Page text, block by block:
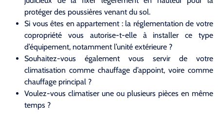
protéger des poussières venant du sol.
Si vous êtes en appartement : la réglementation de votre
copropriété vous autorise-t-elle à installer ce type
d’équipement, notamment l’unité extérieure ?
Souhaitez-vous également vous servir de votre
climatisation comme chauffage d’appoint, voire comme
chauffage principal ?
Voulez-vous climatiser une ou plusieurs pièces en même
temps ?